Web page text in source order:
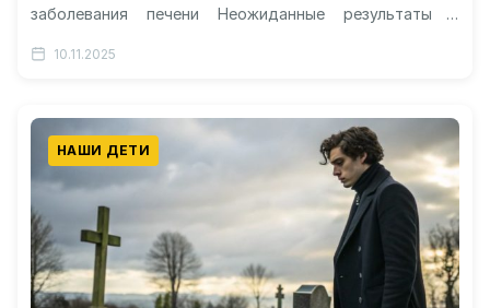
заболевания печени Неожиданные результаты и
десятилетней биологической тайны…
10.11.2025
НАШИ ДЕТИ